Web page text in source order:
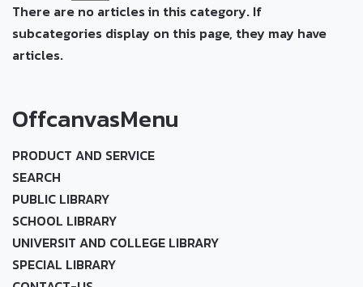
There are no articles in this category. If
subcategories display on this page, they may have
articles.
OffcanvasMenu
PRODUCT AND SERVICE
SEARCH
PUBLIC LIBRARY
SCHOOL LIBRARY
UNIVERSIT AND COLLEGE LIBRARY
SPECIAL LIBRARY